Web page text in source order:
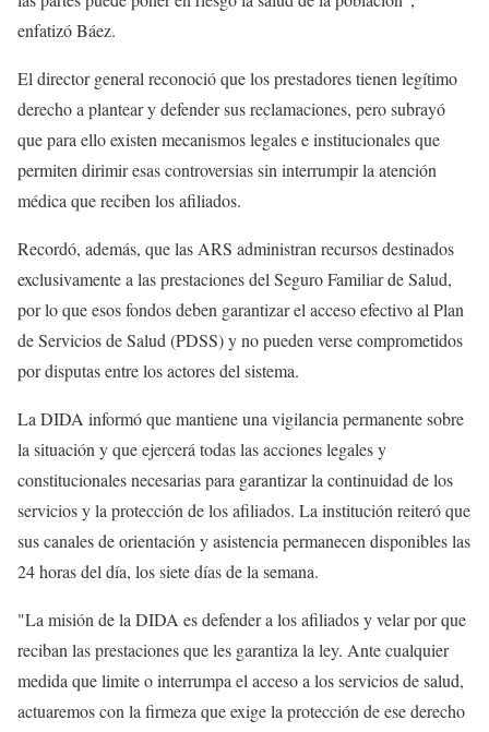
enfatizó Báez.
El director general reconoció que los prestadores tienen legítimo
derecho a plantear y defender sus reclamaciones, pero subrayó
que para ello existen mecanismos legales e institucionales que
permiten dirimir esas controversias sin interrumpir la atención
médica que reciben los afiliados.
Recordó, además, que las ARS administran recursos destinados
exclusivamente a las prestaciones del Seguro Familiar de Salud,
por lo que esos fondos deben garantizar el acceso efectivo al Plan
de Servicios de Salud (PDSS) y no pueden verse comprometidos
por disputas entre los actores del sistema.
La DIDA informó que mantiene una vigilancia permanente sobre
la situación y que ejercerá todas las acciones legales y
constitucionales necesarias para garantizar la continuidad de los
servicios y la protección de los afiliados. La institución reiteró que
sus canales de orientación y asistencia permanecen disponibles las
24 horas del día, los siete días de la semana.
"La misión de la DIDA es defender a los afiliados y velar por que
reciban las prestaciones que les garantiza la ley. Ante cualquier
medida que limite o interrumpa el acceso a los servicios de salud,
actuaremos con la firmeza que exige la protección de ese derecho